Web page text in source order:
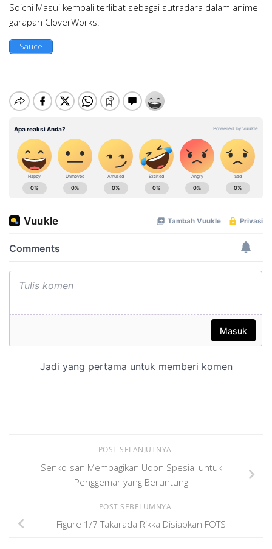
Sōichi Masui kembali terlibat sebagai sutradara dalam anime
garapan CloverWorks.
Sauce
POST SELANJUTNYA
Senko-san Membagikan Udon Spesial untuk
Penggemar yang Beruntung
POST SEBELUMNYA
Figure 1/7 Takarada Rikka Disiapkan FOTS